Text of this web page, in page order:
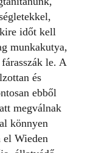
időt kell
munkakutya,
le. A
és
ebből
megválnak
könnyen
el Wieden